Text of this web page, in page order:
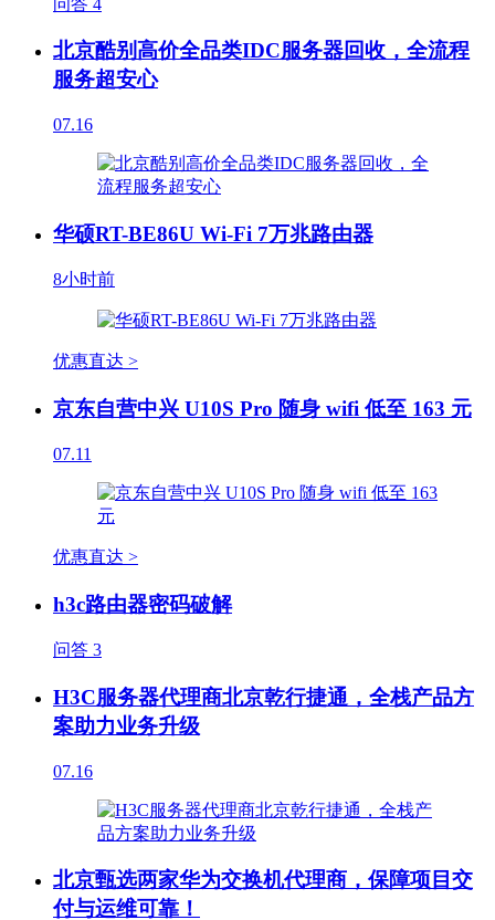
北京酷别高价全品类IDC服务器回收，全流程
服务超安心
07.16
华硕RT-BE86U Wi-Fi 7万兆路由器
8小时前
优惠直达 >
京东自营中兴 U10S Pro 随身 wifi 低至 163 元
07.11
优惠直达 >
h3c路由器密码破解
问答 3
H3C服务器代理商北京乾行捷通，全栈产品方
案助力业务升级
07.16
北京甄选两家华为交换机代理商，保障项目交
付与运维可靠！